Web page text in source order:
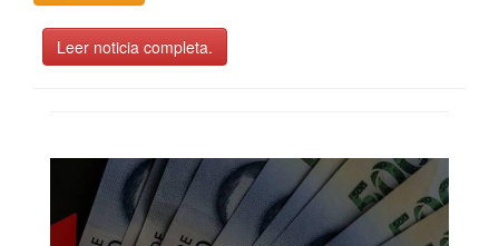
Leer noticia completa.